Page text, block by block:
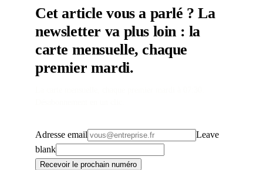
Cet article vous a parlé ? La
newsletter va plus loin : la
carte mensuelle, chaque
premier mardi.
Adresse email
Leave
blank
Recevoir le prochain numéro